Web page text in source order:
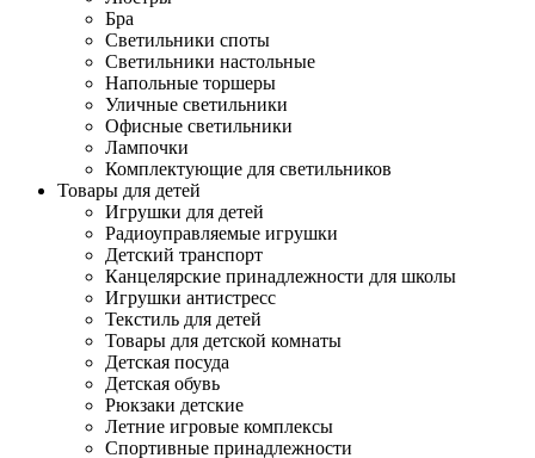
Бра
Светильники споты
Светильники настольные
Напольные торшеры
Уличные светильники
Офисные светильники
Лампочки
Комплектующие для светильников
Товары для детей
Игрушки для детей
Радиоуправляемые игрушки
Детский транспорт
Канцелярские принадлежности для школы
Игрушки антистресс
Текстиль для детей
Товары для детской комнаты
Детская посуда
Детская обувь
Рюкзаки детские
Летние игровые комплексы
Спортивные принадлежности